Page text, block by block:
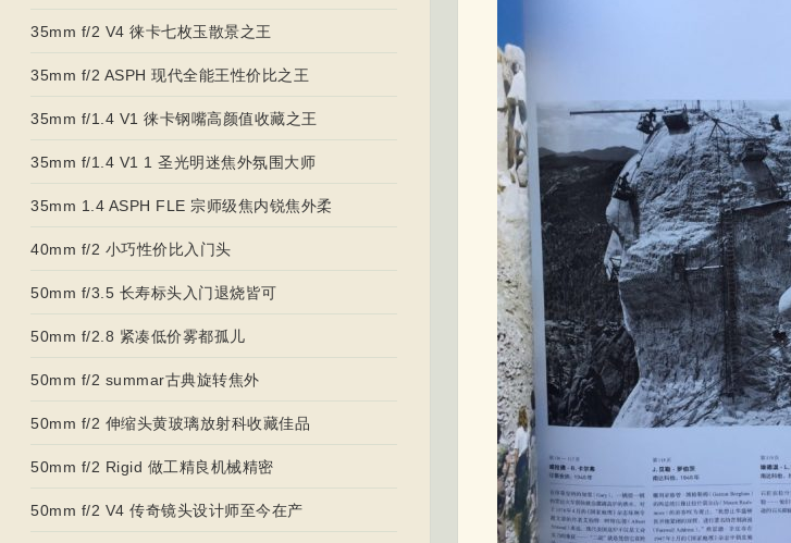
35mm f/2 V4 徕卡七枚玉散景之王
35mm f/2 ASPH 现代全能王性价比之王
35mm f/1.4 V1 徕卡钢嘴高颜值收藏之王
35mm f/1.4 V1 1 圣光明迷焦外氛围大师
35mm 1.4 ASPH FLE 宗师级焦内锐焦外柔
40mm f/2 小巧性价比入门头
50mm f/3.5 长寿标头入门退烧皆可
50mm f/2.8 紧凑低价雾都孤儿
50mm f/2 summar古典旋转焦外
50mm f/2 伸缩头黄玻璃放射科收藏佳品
50mm f/2 Rigid 做工精良机械精密
50mm f/2 V4 传奇镜头设计师至今在产